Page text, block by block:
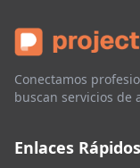
Conectamos
buscan servicios
Enlaces Rápidos